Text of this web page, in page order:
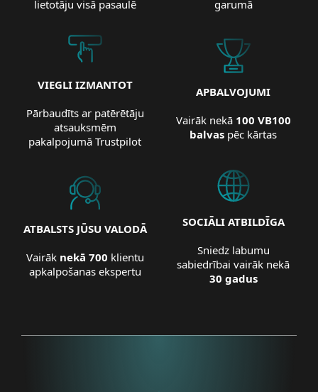
lietotāju visā pasaulē
garumā
VIEGLI IZMANTOT
Pārbaudīts ar patērētāju
atsauksmēm
pakalpojumā Trustpilot
APBALVOJUMI
Vairāk nekā 100 VB100
balvas pēc kārtas
ATBALSTS JŪSU VALODĀ
Vairāk nekā 700 klientu
apkalpošanas ekspertu
SOCIĀLI ATBILDĪGA
Sniedz labumu
sabiedrībai vairāk nekā
30 gadus